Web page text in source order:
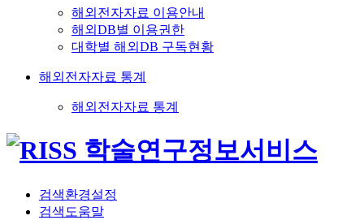
해외전자자료 이용안내
해외DB별 이용권한
대학별 해외DB 구독현황
해외전자자료 통계
해외전자자료 통계
검색환경설정
검색도움말